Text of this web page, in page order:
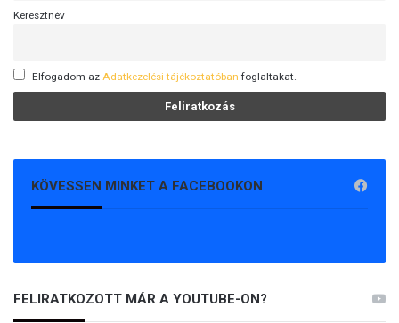
Keresztnév
Elfogadom az Adatkezelési tájékoztatóban foglaltakat.
KÖVESSEN MINKET A FACEBOOKON
FELIRATKOZOTT MÁR A YOUTUBE-ON?